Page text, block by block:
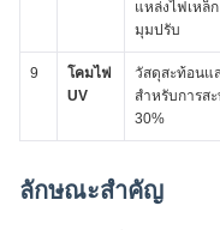
แหล่งไฟเหล็
มุมปรับ
9
โคมไฟ
UV
วัสดุสะท้อนแ
สําหรับการส
30%
ลักษณะสําคัญ